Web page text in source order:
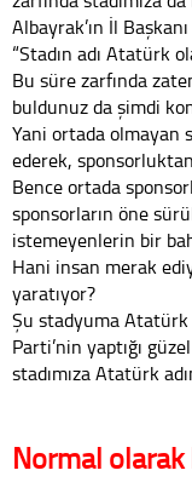
Albayrak’ın İl
“Stadın adı Atatürk
Bu süre zarfında
buldunuz da şimdi
Yani ortada olmayan
ederek,
Bence ortada
sponsorların öne
istemeyenlerin bir
Hani insan merak
yaratıyor?
Şu stadyuma Atatürk
Parti’nin yaptığı
stadımıza Atatürk
Normal olarak